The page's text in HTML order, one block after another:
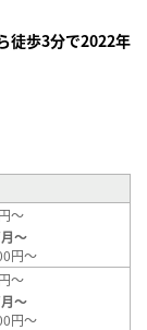
徒歩3分で2022年
～
～
円～
～
～
円～